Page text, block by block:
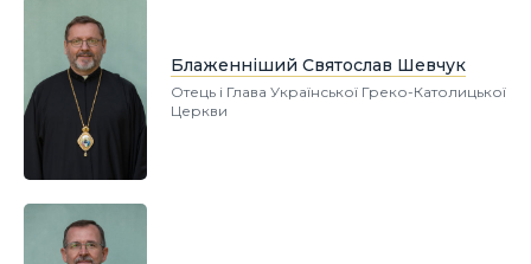
Блаженніший Святослав Шевчук
Отець і Глава Української Греко-Католицької
Церкви